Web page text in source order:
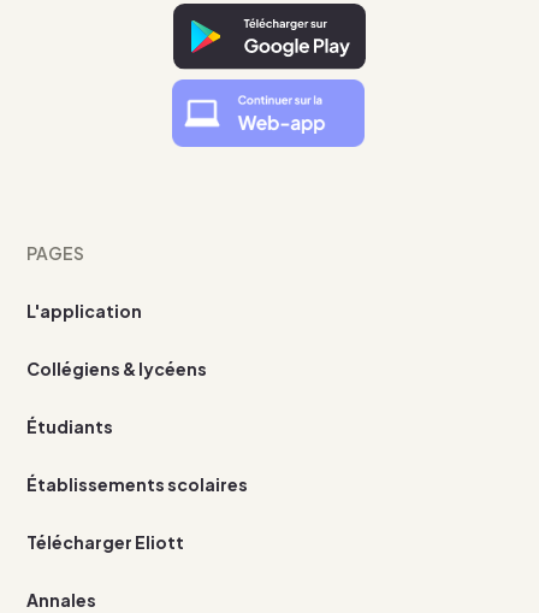
PAGES
L'application
Collégiens & lycéens
Étudiants
Établissements scolaires
Télécharger Eliott
Annales